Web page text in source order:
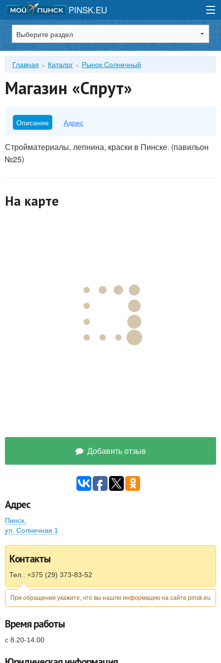
PINSK.EU
Зарегистрироваться
Главная Каталог Рынок Солнечный
Магазин «Спрут»
Описание Адрес
Стройматериалы, лепнина, краски в Пинске. (павильон
№25)
На карте
Добавить отзыв
Адрес
Пинск,
ул. Солнечная 1
Контакты
Тел.: +375 (29) 373-83-52
При обращении укажите, что вы нашли информацию на сайте pinsk.eu
Время работы
с 8.20-14.00